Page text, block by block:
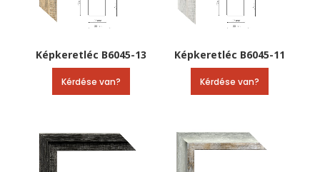
Képkeretléc B6045-13
Kérdése van?
Képkeretléc B6045-11
Kérdése van?